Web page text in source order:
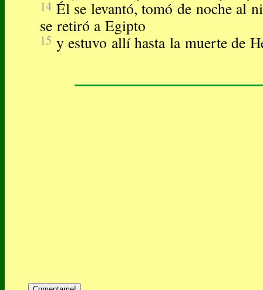
14 Él se levantó, tomó de noche al
se retiró a Egipto
15 y estuvo allí hasta la muerte de